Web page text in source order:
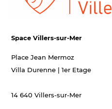
Space Villers-sur-Mer
Place Jean Mermoz
Villa Durenne | 1er Etage
14 640 Villers-sur-Mer